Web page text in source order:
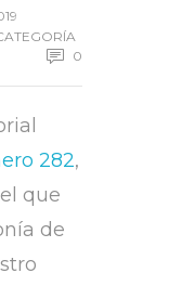
0
282,
que
de